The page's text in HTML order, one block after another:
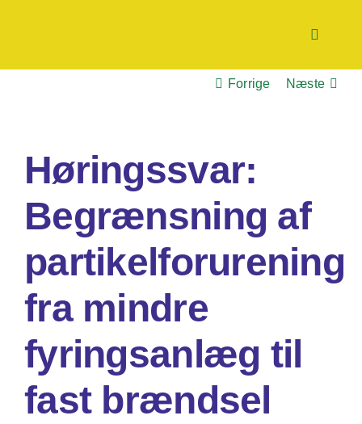
Toggle
Tænketank
Handletank
Støt os
Forrige Næste
Høringssvar:
Begrænsning af
partikelforurening
fra mindre
fyringsanlæg til
fast brændsel